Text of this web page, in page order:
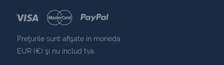
Preţurile sunt afişate în moneda
EUR (€) şi nu includ tva.